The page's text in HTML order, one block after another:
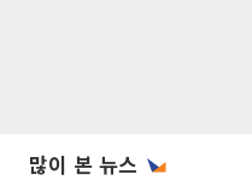
많이 본 뉴스